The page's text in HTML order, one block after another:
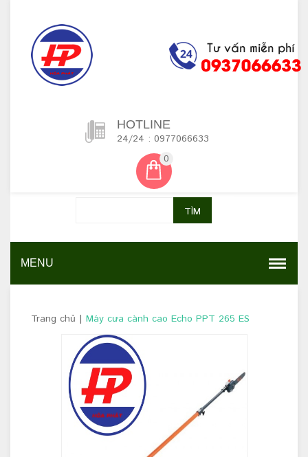
HOTLINE
24/24 : 0977066633
0
TÌM
MENU
Trang chủ | Máy cưa cành cao Echo PPT 265 ES